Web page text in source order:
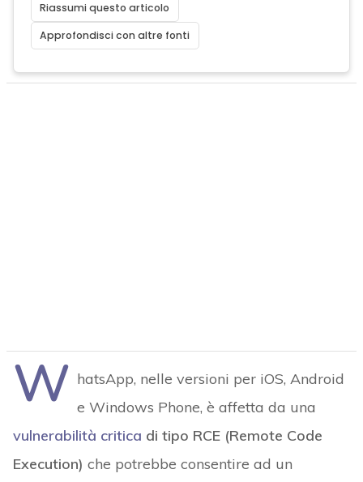
Riassumi questo articolo
Approfondisci con altre fonti
W hatsApp, nelle versioni per iOS, Android
e Windows Phone, è affetta da una
vulnerabilità critica di tipo RCE (Remote Code
Execution) che potrebbe consentire ad un